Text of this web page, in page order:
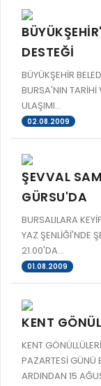
DESTEĞİ
BÜYÜKŞEHİR
BURSA'NIN TARİHİ
ULAŞIMI...
02.08.2009
ŞEVVAL
GÜRSU'DA
BURSALILARA
YAZ ŞENLİĞİ'NDE
21.00'DA...
01.08.2009
KENT
KENT
PAZARTESİ GÜNÜ
ARDINDAN 15